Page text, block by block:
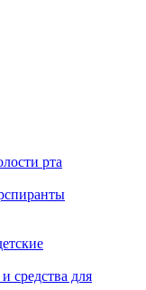
рта
средства для